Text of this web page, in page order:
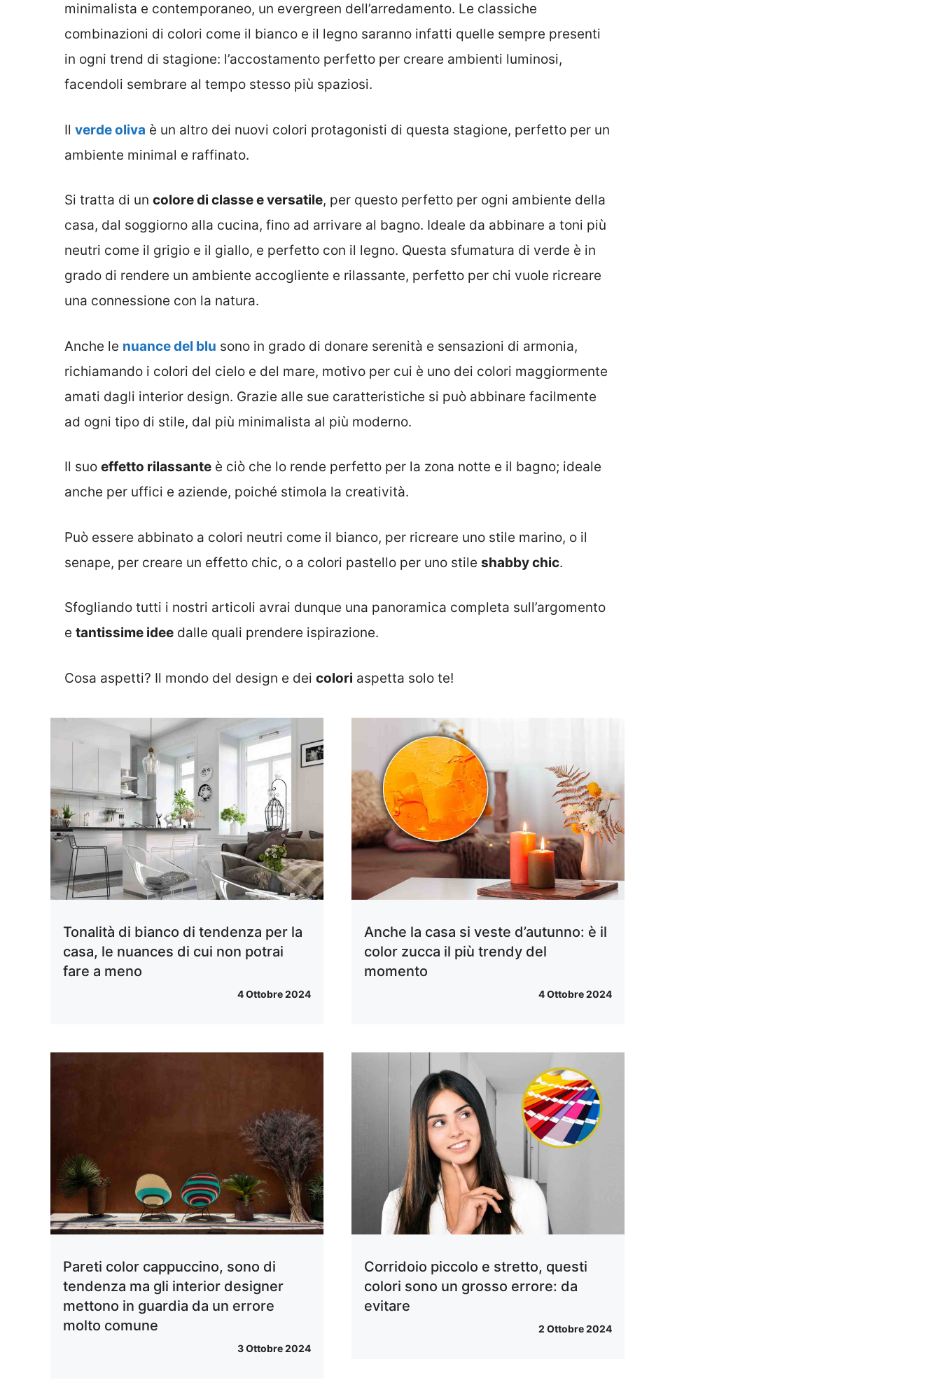
minimalista e contemporaneo, un evergreen dell’arredamento. Le classiche
combinazioni di colori come il bianco e il legno saranno infatti quelle sempre presenti
in ogni trend di stagione: l’accostamento perfetto per creare ambienti luminosi,
facendoli sembrare al tempo stesso più spaziosi.
Il verde oliva è un altro dei nuovi colori protagonisti di questa stagione, perfetto per un
ambiente minimal e raffinato.
Si tratta di un colore di classe e versatile, per questo perfetto per ogni ambiente della
casa, dal soggiorno alla cucina, fino ad arrivare al bagno. Ideale da abbinare a toni più
neutri come il grigio e il giallo, e perfetto con il legno. Questa sfumatura di verde è in
grado di rendere un ambiente accogliente e rilassante, perfetto per chi vuole ricreare
una connessione con la natura.
Anche le nuance del blu sono in grado di donare serenità e sensazioni di armonia,
richiamando i colori del cielo e del mare, motivo per cui è uno dei colori maggiormente
amati dagli interior design. Grazie alle sue caratteristiche si può abbinare facilmente
ad ogni tipo di stile, dal più minimalista al più moderno.
Il suo effetto rilassante è ciò che lo rende perfetto per la zona notte e il bagno; ideale
anche per uffici e aziende, poiché stimola la creatività.
Può essere abbinato a colori neutri come il bianco, per ricreare uno stile marino, o il
senape, per creare un effetto chic, o a colori pastello per uno stile shabby chic.
Sfogliando tutti i nostri articoli avrai dunque una panoramica completa sull’argomento
e tantissime idee dalle quali prendere ispirazione.
Cosa aspetti? Il mondo del design e dei colori aspetta solo te!
Tonalità di bianco di tendenza per la
casa, le nuances di cui non potrai
fare a meno
4 Ottobre 2024
Anche la casa si veste d’autunno: è il
color zucca il più trendy del
momento
4 Ottobre 2024
Pareti color cappuccino, sono di
tendenza ma gli interior designer
mettono in guardia da un errore
molto comune
3 Ottobre 2024
Corridoio piccolo e stretto, questi
colori sono un grosso errore: da
evitare
2 Ottobre 2024